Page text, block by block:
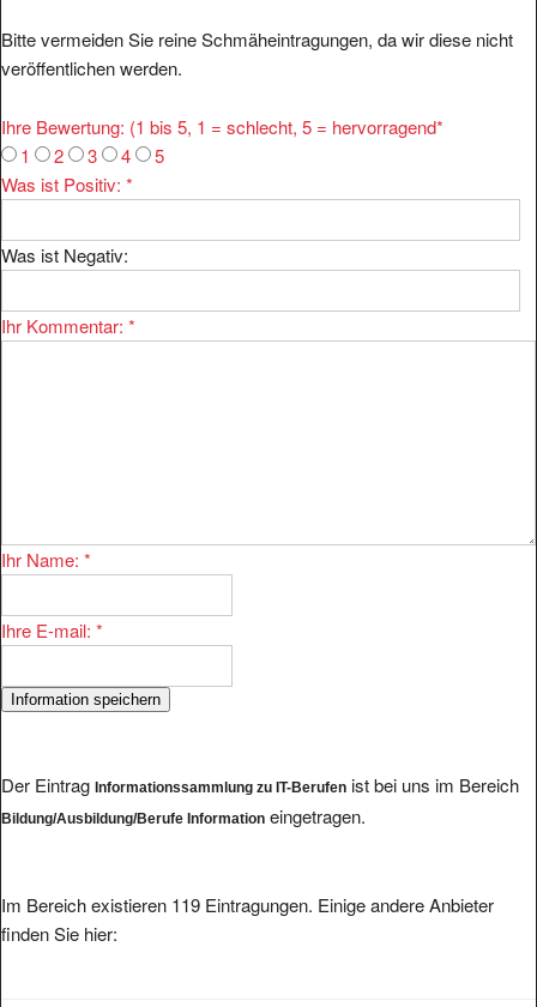
Bitte vermeiden Sie reine Schmäheintragungen, da wir diese nicht
veröffentlichen werden.
Ihre Bewertung: (1 bis 5, 1 = schlecht, 5 = hervorragend*
1
2 3 4
5
Was ist Positiv: *
Was ist Negativ:
Ihr Kommentar: *
Ihr Name: *
Ihre E-mail: *
Der Eintrag Informationssammlung zu IT-Berufen ist bei uns im Bereich
Bildung/Ausbildung/Berufe Information eingetragen.
Im Bereich existieren 119 Eintragungen. Einige andere Anbieter
finden Sie hier: